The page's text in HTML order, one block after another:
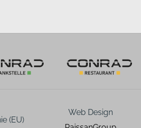
(EU)
Web Design